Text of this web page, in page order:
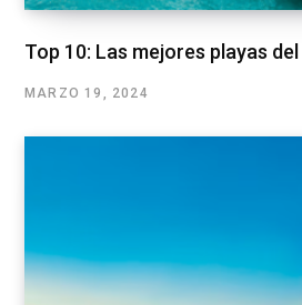
Top 10: Las mejores playas
MARZO 19, 2024